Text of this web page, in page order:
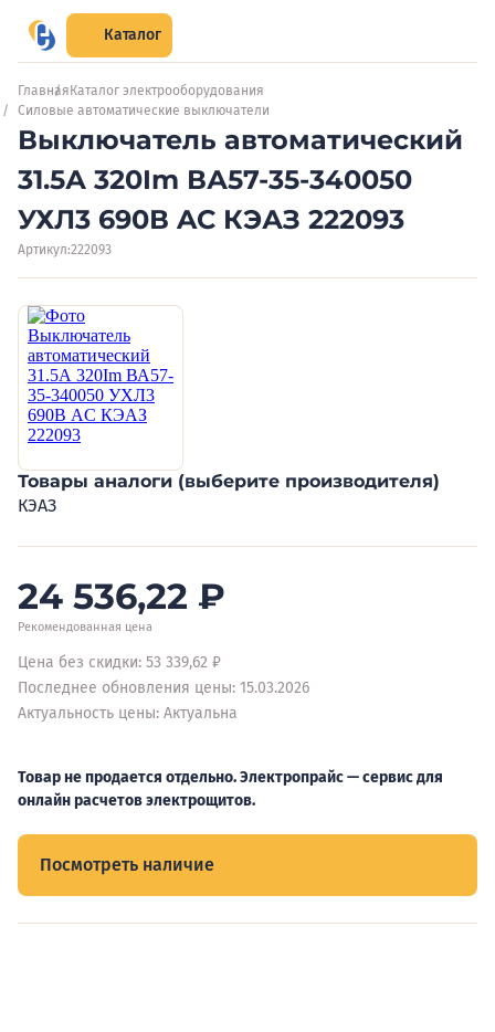
Каталог
Главная Каталог электрооборудования
Силовые автоматические выключатели
Выключатель автоматический
31.5А 320Im ВА57-35-340050
УХЛ3 690В AC КЭАЗ 222093
Артикул:222093
Товары аналоги (выберите производителя)
КЭАЗ
24 536,22 ₽
Рекомендованная цена
Цена без скидки: 53 339,62 ₽
Последнее обновления цены: 15.03.2026
Актуальность цены: Актуальна
Товар не продается отдельно. Электропрайс — сервис для
онлайн расчетов электрощитов.
Посмотреть наличие